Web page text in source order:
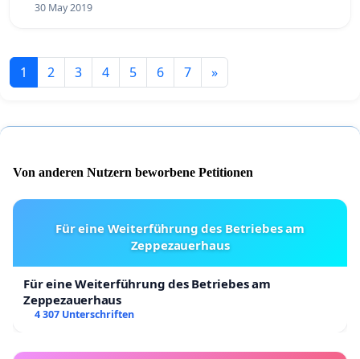
30 May 2019
1 2 3 4 5 6 7 »
Von anderen Nutzern beworbene Petitionen
Für eine Weiterführung des Betriebes am
Zeppezauerhaus
Für eine Weiterführung des Betriebes am
Zeppezauerhaus
4 307 Unterschriften